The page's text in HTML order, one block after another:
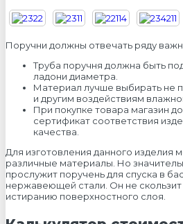
Поручни должны отвечать ряду
Труба поручня должна быть
ладони диаметра.
Материал лучше выбирать не
и другим воздействиям
При покупке товара магазин
сертификат соответствия
качества.
Для изготовления данного изделия
различные материалы. Но
прослужит поручень для спуска в
нержавеющей стали. Он не
истиранию поверхностного слоя.